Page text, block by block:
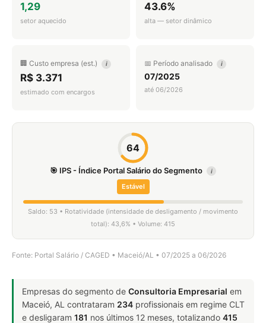
1,29
setor aquecido
43.6%
alta — setor dinâmico
🏢 Custo empresa (est.) i
R$ 3.371
estimado com encargos
📅 Período analisado i
07/2025
até 06/2026
64
🎯 IPS - Índice Portal Salário do Segmento i
Estável
Saldo: 53 • Rotatividade (intensidade de desligamento / movimento
total): 43,6% • Volume: 415
Fonte: Portal Salário / CAGED • Maceió/AL • 07/2025 a 06/2026
Empresas do segmento de Consultoria Empresarial em
Maceió, AL contrataram 234 profissionais em regime CLT
e desligaram 181 nos últimos 12 meses, totalizando 415